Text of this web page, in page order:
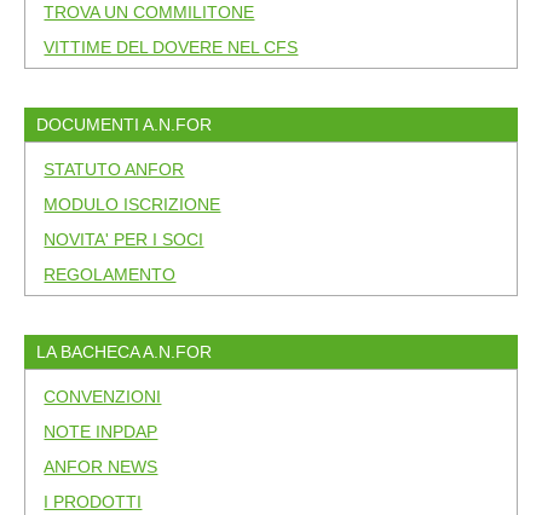
TROVA UN COMMILITONE
VITTIME DEL DOVERE NEL CFS
DOCUMENTI A.N.FOR
STATUTO ANFOR
MODULO ISCRIZIONE
NOVITA' PER I SOCI
REGOLAMENTO
LA BACHECA A.N.FOR
CONVENZIONI
NOTE INPDAP
ANFOR NEWS
I PRODOTTI